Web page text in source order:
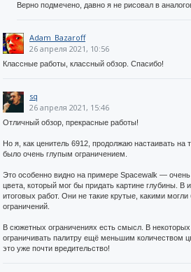
Верно подмечено, давно я не рисовал в
Adam_Bazaroff
26 апреля 2021, 10:56
Классные работы, классный обзор. Спасибо!
sq
26 апреля 2021, 15:46
Отличный обзор, прекрасные работы!
Но я, как ценитель 6912, продолжаю настаивать на
было очень глупым ограничением.
Это особенно видно на примере Spacewalk — очень
цвета, который мог бы придать картине глубины. В
итоговых работ. Они не такие крутые, какими могли
ограничений.
В сюжетных ограничениях есть смысл. В
ограничивать палитру ещё меньшим количеством
это уже почти вредительство!